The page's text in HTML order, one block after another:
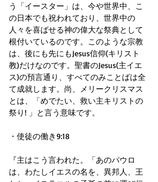
う「イースター」は、今や世界中、こ
の日本でも祝われており、世界中の
人々を喜ばせる神の偉大な祭典として
根付いているのです。このような宗教
は、後にも先にもJesus信仰(キリスト
教)だけなのです。聖書のJesus(主イエ
ス)の預言通り、すべてのみことばは全
て成就します。尚、メリークリスマス
とは、「めでたい、救い主キリストの
祭り! 」と言う意味です。
・使徒の働き9:18
『主はこう言われた。「あのパウロ
は、わたしイエスの名を、異邦人、王